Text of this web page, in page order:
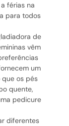
férias na
para todos
de
vêm
um
os pés
quente,
pedicure
diferentes